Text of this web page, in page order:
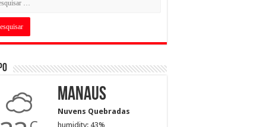
Manaus
Nuvens Quebradas
humidity: 43%